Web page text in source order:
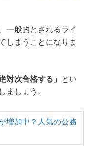
一般的とされるライ
しまうことになりま
絶対次合格する」
とい
ましょう。
増加中？人気の公務